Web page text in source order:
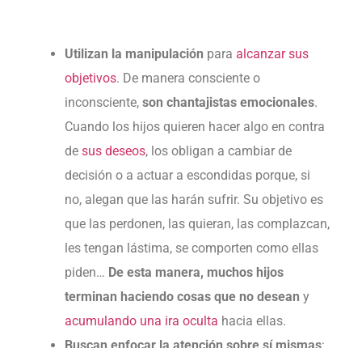
Utilizan la manipulación para alcanzar sus
objetivos. De manera consciente o
inconsciente, son chantajistas emocionales.
Cuando los hijos quieren hacer algo en contra
de sus deseos, los obligan a cambiar de
decisión o a actuar a escondidas porque, si
no, alegan que las harán sufrir. Su objetivo es
que las perdonen, las quieran, las complazcan,
les tengan lástima, se comporten como ellas
piden… De esta manera, muchos hijos
terminan haciendo cosas que no desean y
acumulando una ira oculta hacia ellas.